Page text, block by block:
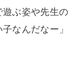
遊ぶ姿や先生の
なんだなー」